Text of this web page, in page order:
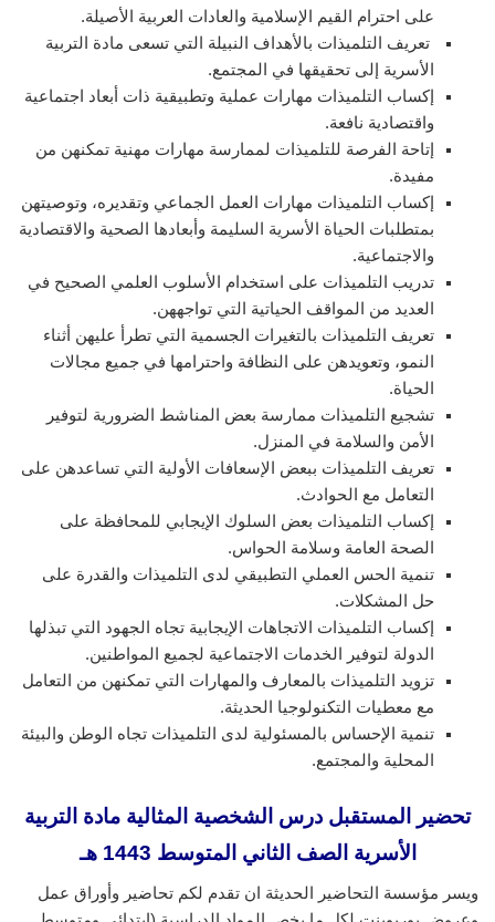
على احترام القيم الإسلامية والعادات العربية الأصيلة.
تعريف التلميذات بالأهداف النبيلة التي تسعى مادة التربية
الأسرية إلى تحقيقها في المجتمع.
إكساب التلميذات مهارات عملية وتطبيقية ذات أبعاد اجتماعية
واقتصادية نافعة.
إتاحة الفرصة للتلميذات لممارسة مهارات مهنية تمكنهن من
مفيدة.
إكساب التلميذات مهارات العمل الجماعي وتقديره، وتوصيتهن
بمتطلبات الحياة الأسرية السليمة وأبعادها الصحية والاقتصادية
والاجتماعية.
تدريب التلميذات على استخدام الأسلوب العلمي الصحيح في
العديد من المواقف الحياتية التي تواجههن.
تعريف التلميذات بالتغيرات الجسمية التي تطرأ عليهن أثناء
النمو، وتعويدهن على النظافة واحترامها في جميع مجالات
الحياة.
تشجيع التلميذات ممارسة بعض المناشط الضرورية لتوفير
الأمن والسلامة في المنزل.
تعريف التلميذات ببعض الإسعافات الأولية التي تساعدهن على
التعامل مع الحوادث.
إكساب التلميذات بعض السلوك الإيجابي للمحافظة على
الصحة العامة وسلامة الحواس.
تنمية الحس العملي التطبيقي لدى التلميذات والقدرة على
حل المشكلات.
إكساب التلميذات الاتجاهات الإيجابية تجاه الجهود التي تبذلها
الدولة لتوفير الخدمات الاجتماعية لجميع المواطنين.
تزويد التلميذات بالمعارف والمهارات التي تمكنهن من التعامل
مع معطيات التكنولوجيا الحديثة.
تنمية الإحساس بالمسئولية لدى التلميذات تجاه الوطن والبيئة
المحلية والمجتمع.
تحضير المستقبل درس الشخصية المثالية مادة التربية
الأسرية الصف الثاني المتوسط 1443 هـ
ويسر مؤسسة التحاضير الحديثة ان تقدم لكم تحاضير وأوراق عمل